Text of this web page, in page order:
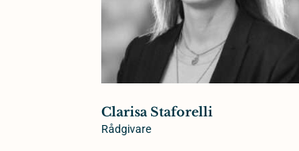
Clarisa Staforelli
Rådgivare